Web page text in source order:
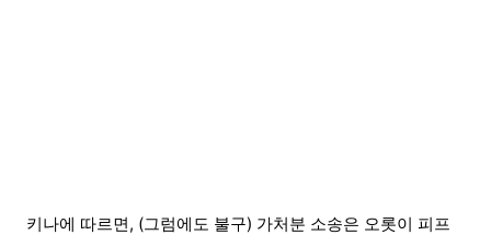
키나에 따르면, (그럼에도 불구) 가처분 소송은 오롯이 피프